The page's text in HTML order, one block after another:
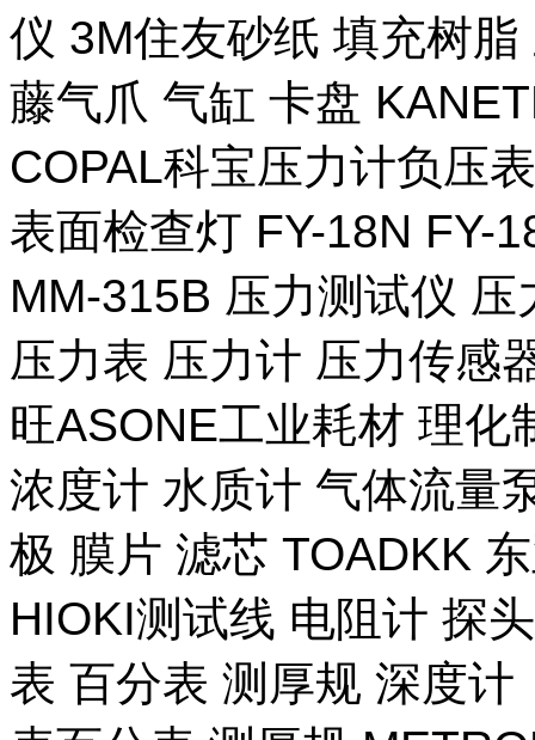
仪 3M住友砂纸 填充树
藤气爪 气缸 卡盘
COPAL科宝压力计负压
表面检查灯 FY-18N FY-
MM-315B 压力测试仪
压力表 压力计 压力传感
旺ASONE工业耗材 理化
浓度计 水质计 气体流量
极 膜片 滤芯 TOADKK
HIOKI测试线 电阻计 探
表 百分表 测厚规 深度